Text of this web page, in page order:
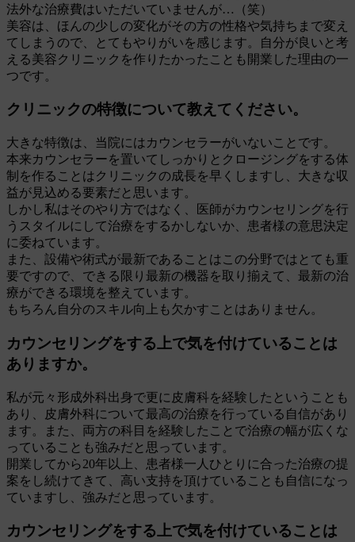
法外な治療費はいただいていませんが…（笑）
美容は、ほんの少しの変化がその方の性格や気持ちまで変え
てしまうので、とてもやりがいを感じます。自分が良いと考
える美容クリニックを作りたかったことも開業した理由の一
つです。
クリニックの特徴について教えてください。
大きな特徴は、当院にはカウンセラーがいないことです。
本来カウンセラーを置いてしっかりとクロージングをする体
制を作ることはクリニックの成長を早くしますし、大きな収
益が見込める要素だと思います。
しかし私はそのやり方ではなく、医師がカウンセリングを行
うスタイルにして治療をするかしないか、患者様の意思決定
に委ねています。
また、設備や術式が最新であることはこの分野ではとても重
要ですので、できる限り最新の機器を取り揃えて、最新の治
療ができる環境を整えています。
もちろん自分のスキル向上も欠かすことはありません。
カウンセリングをする上で気を付けていることは
ありますか。
私が元々形成外科出身で更に皮膚科を経験したということも
あり、皮膚外科について最高の治療を行っている自信があり
ます。また、両方の科目を経験したことで治療の幅が広くな
っていることも強みだと思っています。
開業してから20年以上、患者様一人ひとりに合った治療の提
案をし続けてきて、高い支持を頂けていることも自信になっ
ていますし、強みだと思っています。
カウンセリングをする上で気を付けていることは